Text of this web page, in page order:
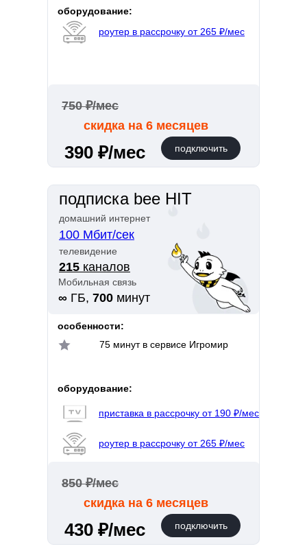
подписка bee HIT
домашний интернет
телевидение
Мобильная связь
100 Мбит/сек
215 каналов
подключить
∞ ГБ, 700 минут
430 ₽/мес
75 минут в сервисе Игромир
приставка в рассрочку от 190 ₽/мес
роутер в рассрочку от 265 ₽/мес
оборудование:
особенности:
850 ₽/мес
скидка на 6 месяцев
подключить
390 ₽/мес
роутер в рассрочку от 265 ₽/мес
оборудование:
750 ₽/мес
скидка на 6 месяцев